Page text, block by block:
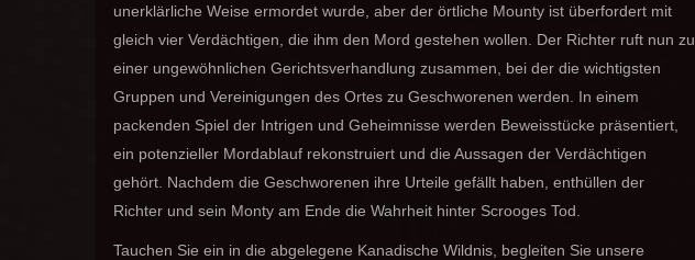
unerklärliche Weise ermordet wurde, aber der örtliche Mounty ist überfordert mit
gleich vier Verdächtigen, die ihm den Mord gestehen wollen. Der Richter ruft nun zu
einer ungewöhnlichen Gerichtsverhandlung zusammen, bei der die wichtigsten
Gruppen und Vereinigungen des Ortes zu Geschworenen werden. In einem
packenden Spiel der Intrigen und Geheimnisse werden Beweisstücke präsentiert,
ein potenzieller Mordablauf rekonstruiert und die Aussagen der Verdächtigen
gehört. Nachdem die Geschworenen ihre Urteile gefällt haben, enthüllen der
Richter und sein Monty am Ende die Wahrheit hinter Scrooges Tod.
Tauchen Sie ein in die abgelegene Kanadische Wildnis, begleiten Sie unsere